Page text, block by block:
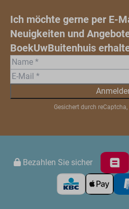
Ich möchte gerne per E-
Neuigkeiten und
BoekUwBuitenhuis
Gesichert durch reCaptcha,
Bezahlen Sie sicher